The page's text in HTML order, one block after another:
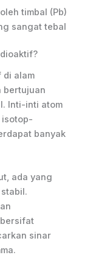
timbal (Pb)
sangat tebal
di alam
bertujuan
Inti-inti atom
isotop-
banyak
ada yang
sinar